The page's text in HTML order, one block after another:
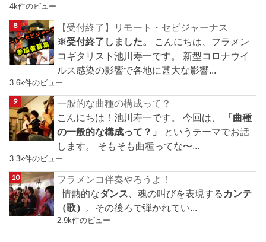
4k件のビュー
【受付終了】リモート・セビジャーナス
※受付終了しました。
こんにちは、フラメン
コギタリスト池川寿一です。 新型コロナウイ
ルス感染の影響で各地に甚大な影響...
3.6k件のビュー
一般的な曲種の構成って？
こんにちは！池川寿一です。 今回は、
「曲種
の一般的な構成って？」
というテーマでお話
します。 そもそも曲種ってな〜...
3.3k件のビュー
フラメンコ伴奏やろうよ！
情熱的なダンス 、魂の叫びを表現する カンテ
（歌） 。その後ろで弾かれてい...
2.9k件のビュー